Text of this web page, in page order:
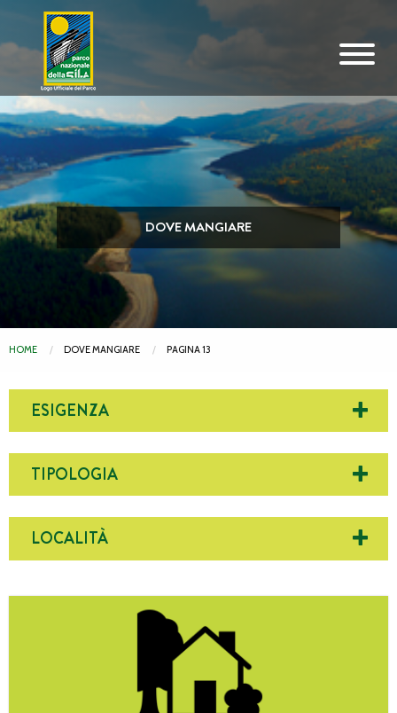
Vai al contenuto principale
DOVE MANGIARE
HOME DOVE MANGIARE PAGINA 13
ESIGENZA
TIPOLOGIA
LOCALITÀ